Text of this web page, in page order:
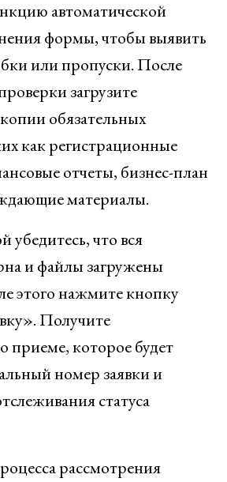
автоматической
формы, чтобы выявить
или пропуски. После
загрузите
обязательных
как регистрационные
отчеты, бизнес-план
материалы.
убедитесь, что вся
и файлы загружены
этого нажмите кнопку
Получите
приеме, которое будет
номер заявки и
статуса
рассмотрения